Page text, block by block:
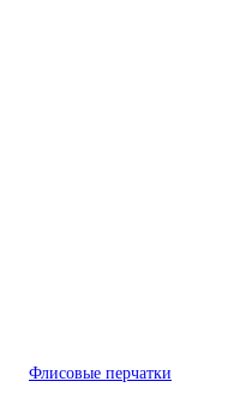
Флисовые перчатки